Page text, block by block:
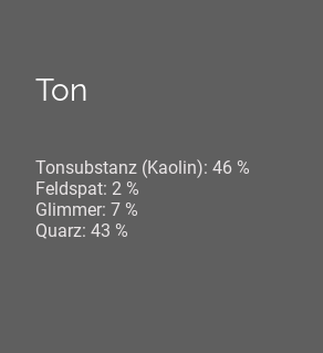
Ton
Tonsubstanz (Kaolin): 46 %
Feldspat: 2 %
Glimmer: 7 %
Quarz: 43 %